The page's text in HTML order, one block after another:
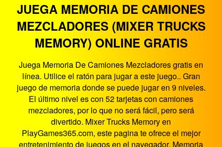
JUEGA MEMORIA DE CAMIONES
MEZCLADORES (MIXER TRUCKS
MEMORY) ONLINE GRATIS
Juega Memoria De Camiones Mezcladores gratis en
línea. Utilice el ratón para jugar a este juego.. Gran
juego de memoria donde se puede jugar en 9 niveles.
El último nivel es con 52 tarjetas con camiones
mezcladores, por lo que no será fácil, pero será
divertido. Mixer Trucks Memory en
PlayGames365.com, este pagina te ofrece el mejor
entretenimiento de juegos en el navegador. Memoria